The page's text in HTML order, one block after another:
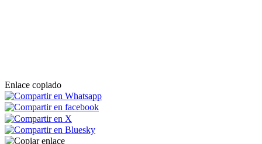
Enlace copiado